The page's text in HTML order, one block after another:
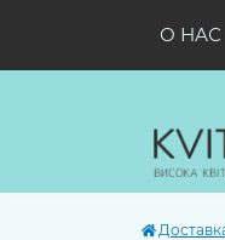
О НАС